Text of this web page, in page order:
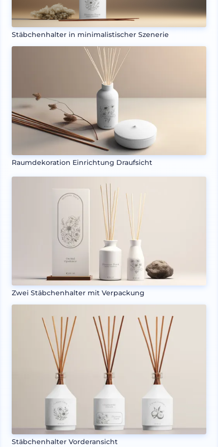
Stäbchenhalter in minimalistischer Szenerie
Raumdekoration Einrichtung Draufsicht
Zwei Stäbchenhalter mit Verpackung
Stäbchenhalter Vorderansicht